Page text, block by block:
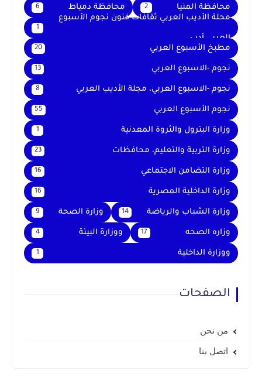
محافظة المنيا 2 محافظة دمياط 6
محلة الأديب العربي ثقافات فنون نجوم الأسبوع
العربي أدب
1
مطبخ الأسبوع العربي 20
نجوم -الاسبوع العربي 13
نجوم -الاسبوع العربي، مجلة الأديب العربي 8
نجوم الأسبوع العربي 55
وزارة البترول والثروة المعدنية 1
وزارة التربية والتعليم، محافظات 23
وزارة التضامن الاجتماعي 16
وزارة الداخلية المصرية 16
وزارة الشباب والرياضة 14 وزارة الصحة 9
وزاره الصحه 17 ووزارة البيئة 4
ووزارة الداخلية 1
الصفحات
من نحن
اتصل بنا